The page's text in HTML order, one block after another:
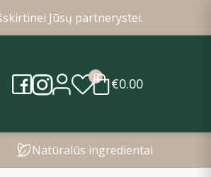
Jūsų partnerystei.
0 €0.00
Natūralūs ingredientai